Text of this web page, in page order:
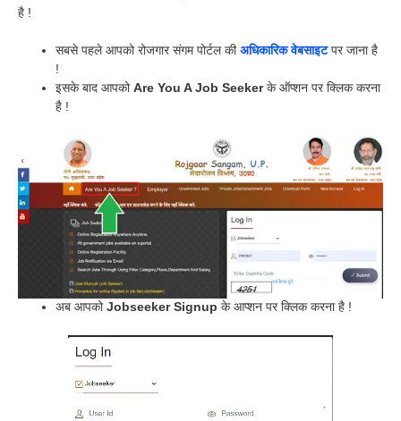
है !
सबसे पहले आपको रोजगार संगम पोर्टल कीअधिकारिक वेबसाइटपर जाना है
!
इसके बाद आपकोAre You A Job Seekerके ऑप्शन पर क्लिक करना
है !
अब आपकोJobseeker Signup के आप्शन पर क्लिक करना है !